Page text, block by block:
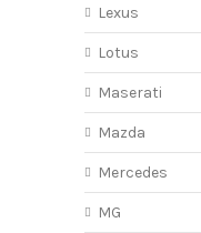
Lexus
Lotus
Maserati
Mazda
Mercedes
MG